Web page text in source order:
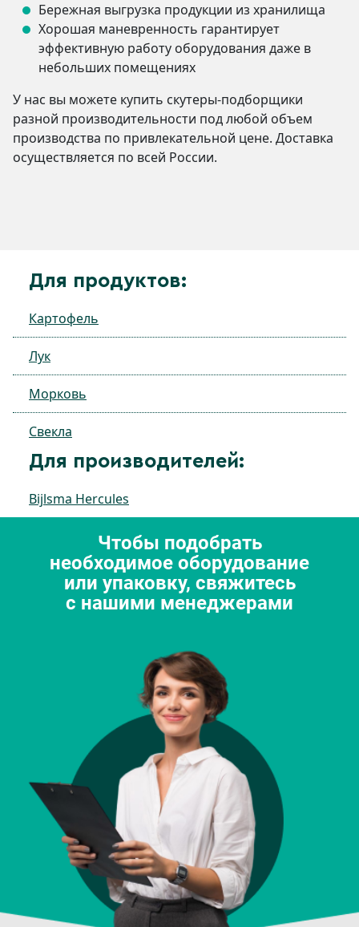
Бережная выгрузка продукции из хранилища
Хорошая маневренность гарантирует
эффективную работу оборудования даже в
небольших помещениях
У нас вы можете купить скутеры-подборщики
разной производительности под любой объем
производства по привлекательной цене. Доставка
осуществляется по всей России.
Для продуктов:
Картофель
Лук
Морковь
Свекла
Для производителей:
Bijlsma Hercules
Чтобы подобрать
необходимое оборудование
или упаковку, свяжитесь
с нашими менеджерами